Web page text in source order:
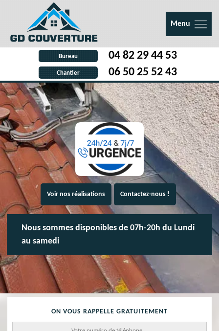
Menu
Bureau 04 82 29 44 53
Chantier 06 50 25 52 43
Voir nos réalisations Contactez-nous !
Nous sommes disponibles de 07h-20h du Lundi
au samedi
ON VOUS RAPPELLE GRATUITEMENT